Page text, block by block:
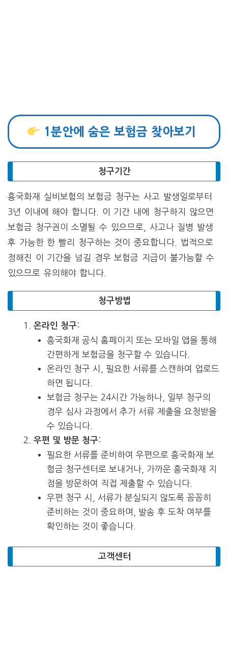
1분안에 숨은 보험금 찾아보기
청구기간
흥국화재 실비보험의 보험금 청구는 사고 발생일로부터
3년 이내에 해야 합니다. 이 기간 내에 청구하지 않으면
보험금 청구권이 소멸될 수 있으므로, 사고나 질병 발생
후 가능한 한 빨리 청구하는 것이 중요합니다. 법적으로
정해진 이 기간을 넘길 경우 보험금 지급이 불가능할 수
있으므로 유의해야 합니다.
청구방법
온라인 청구:
흥국화재 공식 홈페이지 또는 모바일 앱을 통해
간편하게 보험금을 청구할 수 있습니다.
온라인 청구 시, 필요한 서류를 스캔하여 업로드
하면 됩니다.
보험금 청구는 24시간 가능하나, 일부 청구의
경우 심사 과정에서 추가 서류 제출을 요청받을
수 있습니다.
우편 및 방문 청구:
필요한 서류를 준비하여 우편으로 흥국화재 보
험금 청구센터로 보내거나, 가까운 흥국화재 지
점을 방문하여 직접 제출할 수 있습니다.
우편 청구 시, 서류가 분실되지 않도록 꼼꼼히
준비하는 것이 중요하며, 발송 후 도착 여부를
확인하는 것이 좋습니다.
고객센터